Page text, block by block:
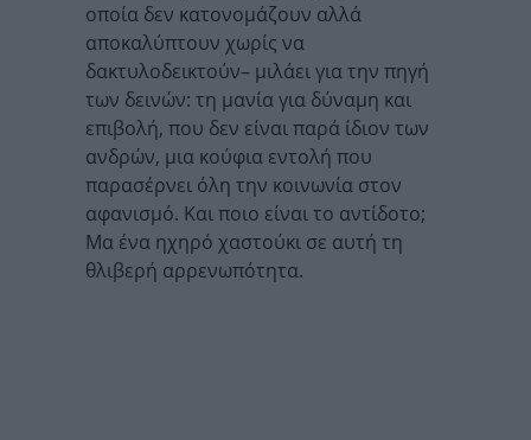
οποία δεν κατονομάζουν αλλά
αποκαλύπτουν χωρίς να
δακτυλοδεικτούν– μιλάει για την πηγή
των δεινών: τη μανία για δύναμη και
επιβολή, που δεν είναι παρά ίδιον των
ανδρών, μια κούφια εντολή που
παρασέρνει όλη την κοινωνία στον
αφανισμό. Και ποιο είναι το αντίδοτο;
Μα ένα ηχηρό χαστούκι σε αυτή τη
θλιβερή αρρενωπότητα.